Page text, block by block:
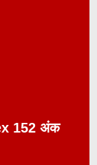
152 अंक